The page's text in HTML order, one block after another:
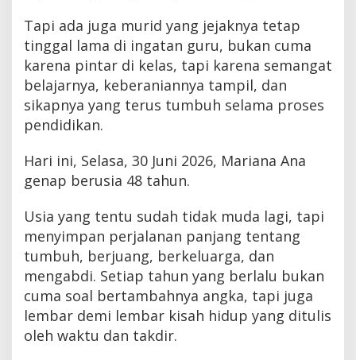
Tapi ada juga murid yang jejaknya tetap
tinggal lama di ingatan guru, bukan cuma
karena pintar di kelas, tapi karena semangat
belajarnya, keberaniannya tampil, dan
sikapnya yang terus tumbuh selama proses
pendidikan.
Hari ini, Selasa, 30 Juni 2026, Mariana Ana
genap berusia 48 tahun.
Usia yang tentu sudah tidak muda lagi, tapi
menyimpan perjalanan panjang tentang
tumbuh, berjuang, berkeluarga, dan
mengabdi. Setiap tahun yang berlalu bukan
cuma soal bertambahnya angka, tapi juga
lembar demi lembar kisah hidup yang ditulis
oleh waktu dan takdir.